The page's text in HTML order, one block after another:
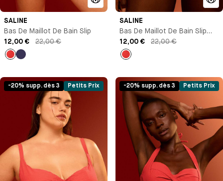
SALINE
Bas De Maillot De Bain Slip
12,00 €
22,00 €
SALINE
Bas De Maillot De Bain Slip
Brésilien
12,00 € 22,00 €
-20% supp. dès 3 Petits Prix -20% supp. dès 3 Petits Prix